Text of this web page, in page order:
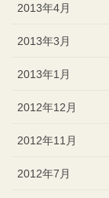
2013年4月
2013年3月
2013年1月
2012年12月
2012年11月
2012年7月